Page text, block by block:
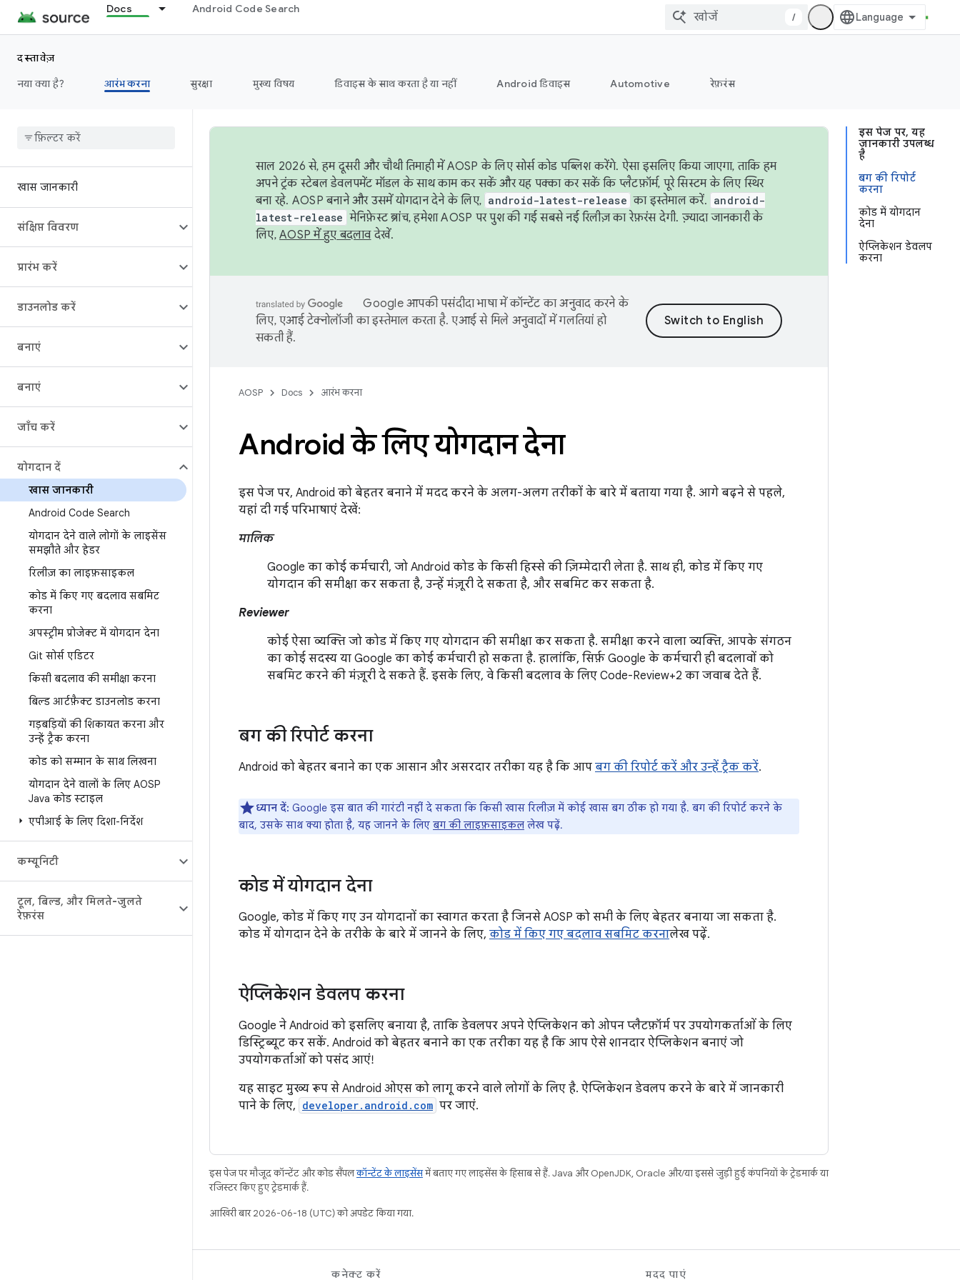
Docs Android Code Search
/
दस्तावेज़
नया क्या है?
आरंभ करना सुरक्षा मुख्य विषय डिवाइस के साथ करता है या नहीं Android डिवाइस Automotive रेफ़रंस
खास जानकारी
संक्षिप्त विवरण
प्रारंभ करें
डाउनलोड करें
बनाएं
बनाएं
जाँच करें
योगदान दें
खास जानकारी
Android Code Search
योगदान देने वाले लोगों के लाइसेंस
समझौते और हेडर
रिलीज़ का लाइफ़साइकल
कोड में किए गए बदलाव सबमिट
करना
अपस्ट्रीम प्रोजेक्ट में योगदान देना
Git सोर्स एडिटर
किसी बदलाव की समीक्षा करना
बिल्ड आर्टफ़ैक्ट डाउनलोड करना
गड़बड़ियों की शिकायत करना और
उन्हें ट्रैक करना
कोड को सम्मान के साथ लिखना
योगदान देने वालों के लिए AOSP
Java कोड स्टाइल
एपीआई के लिए दिशा-निर्देश
कम्यूनिटी
टूल, बिल्ड, और मिलते-जुलते
रेफ़रंस
इस पेज पर, यह
जानकारी उपलब्ध
है
बग की रिपोर्ट
करना
कोड में योगदान
देना
ऐप्लिकेशन डेवलप
करना
साल 2026 से, हम दूसरी और चौथी तिमाही में AOSP के लिए सोर्स कोड पब्लिश करेंगे. ऐसा इसलिए किया जाएगा, ताकि हम
अपने ट्रंक स्टेबल डेवलपमेंट मॉडल के साथ काम कर सकें और यह पक्का कर सकें कि प्लैटफ़ॉर्म, पूरे सिस्टम के लिए स्थिर
बना रहे. AOSP बनाने और उसमें योगदान देने के लिए, android-latest-release का इस्तेमाल करें. android-
latest-release मेनिफ़ेस्ट ब्रांच, हमेशा AOSP पर पुश की गई सबसे नई रिलीज़ का रेफ़रंस देगी. ज़्यादा जानकारी के
लिए, AOSP में हुए बदलावदेखें.
Google आपकी पसंदीदा भाषा में कॉन्टेंट का अनुवाद करने के
लिए, एआई टेक्नोलॉजी का इस्तेमाल करता है. एआई से मिले अनुवादों में गलतियां हो
सकती हैं.
AOSP Docs आरंभ करना
Android के लिए योगदान देना
इस पेज पर, Android को बेहतर बनाने में मदद करने के अलग-अलग तरीकों के बारे में बताया गया है. आगे बढ़ने से पहले,
यहां दी गई परिभाषाएं देखें:
मालिक
Google का कोई कर्मचारी, जो Android कोड के किसी हिस्से की ज़िम्मेदारी लेता है. साथ ही, कोड में किए गए
योगदान की समीक्षा कर सकता है, उन्हें मंज़ूरी दे सकता है, और सबमिट कर सकता है.
Reviewer
कोई ऐसा व्यक्ति जो कोड में किए गए योगदान की समीक्षा कर सकता है. समीक्षा करने वाला व्यक्ति, आपके संगठन
का कोई सदस्य या Google का कोई कर्मचारी हो सकता है. हालांकि, सिर्फ़ Google के कर्मचारी ही बदलावों को
सबमिट करने की मंज़ूरी दे सकते हैं. इसके लिए, वे किसी बदलाव के लिए Code-Review+2 का जवाब देते हैं.
बग की रिपोर्ट करना
Android को बेहतर बनाने का एक आसान और असरदार तरीका यह है कि आप बग की रिपोर्ट करें और उन्हें ट्रैक करें.
ध्यान दें: Google इस बात की गारंटी नहीं दे सकता कि किसी खास रिलीज़ में कोई खास बग ठीक हो गया है. बग की रिपोर्ट करने के
बाद, उसके साथ क्या होता है, यह जानने के लिए बग की लाइफ़साइकल लेख पढ़ें.
कोड में योगदान देना
Google, कोड में किए गए उन योगदानों का स्वागत करता है जिनसे AOSP को सभी के लिए बेहतर बनाया जा सकता है.
कोड में योगदान देने के तरीके के बारे में जानने के लिए, कोड में किए गए बदलाव सबमिट करनालेख पढ़ें.
ऐप्लिकेशन डेवलप करना
Google ने Android को इसलिए बनाया है, ताकि डेवलपर अपने ऐप्लिकेशन को ओपन प्लैटफ़ॉर्म पर उपयोगकर्ताओं के लिए
डिस्ट्रिब्यूट कर सकें. Android को बेहतर बनाने का एक तरीका यह है कि आप ऐसे शानदार ऐप्लिकेशन बनाएं जो
उपयोगकर्ताओं को पसंद आएं!
यह साइट मुख्य रूप से Android ओएस को लागू करने वाले लोगों के लिए है. ऐप्लिकेशन डेवलप करने के बारे में जानकारी
पाने के लिए, developer.android.com पर जाएं.
इस पेज पर मौजूद कॉन्टेंट और कोड सैंपलकॉन्टेंट के लाइसेंसमें बताए गए लाइसेंस के हिसाब से हैं. Java और OpenJDK, Oracle और/या इससे जुड़ी हुई कंपनियों के ट्रेडमार्क या
रजिस्टर किए हुए ट्रेडमार्क हैं.
आखिरी बार 2026-06-18 (UTC) को अपडेट किया गया.
कनेक्ट करें मदद पाएं